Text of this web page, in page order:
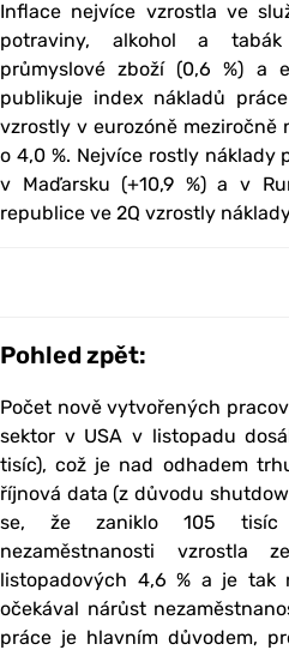
Inflace nejvíce vzrostla ve
potraviny, alkohol a
průmyslové zboží (0,6 %) a
publikuje index nákladů
vzrostly v eurozóně meziročně
o 4,0 %. Nejvíce rostly náklady
v Maďarsku (+10,9 %) a v
republice ve 2Q vzrostly náklady
Pohled zpět:
Počet nově vytvořených
sektor v USA v listopadu
tisíc), což je nad odhadem
říjnová data (z důvodu
se, že zaniklo 105 tisíc
nezaměstnanosti
listopadových 4,6 % a je tak
očekával nárůst
práce je hlavním důvodem,